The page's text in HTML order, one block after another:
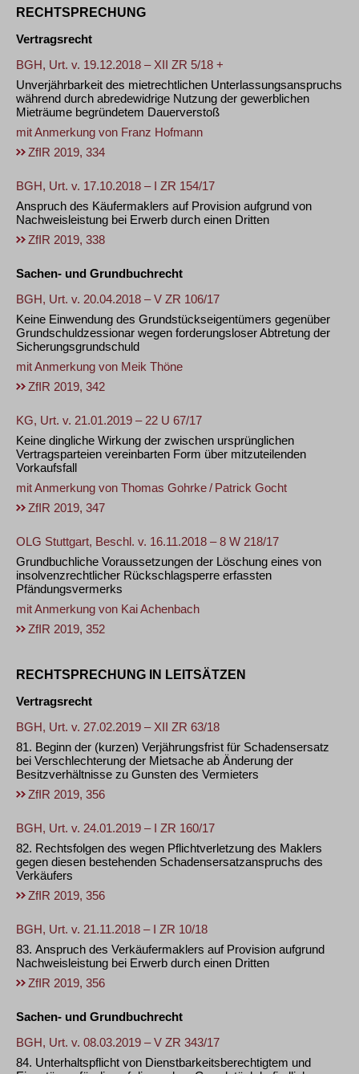
RECHTSPRECHUNG
Vertragsrecht
BGH, Urt. v. 19.12.2018 – XII ZR 5/18 +
Unverjährbarkeit des mietrechtlichen Unterlassungsanspruchs
während durch abredewidrige Nutzung der gewerblichen
Mieträume begründetem Dauerverstoß
mit Anmerkung von Franz Hofmann
ZfIR 2019, 334
BGH, Urt. v. 17.10.2018 – I ZR 154/17
Anspruch des Käufermaklers auf Provision aufgrund von
Nachweisleistung bei Erwerb durch einen Dritten
ZfIR 2019, 338
Sachen- und Grundbuchrecht
BGH, Urt. v. 20.04.2018 – V ZR 106/17
Keine Einwendung des Grundstückseigentümers gegenüber
Grundschuldzessionar wegen forderungsloser Abtretung der
Sicherungsgrundschuld
mit Anmerkung von Meik Thöne
ZfIR 2019, 342
KG, Urt. v. 21.01.2019 – 22 U 67/17
Keine dingliche Wirkung der zwischen ursprünglichen
Vertragsparteien vereinbarten Form über mitzuteilenden
Vorkaufsfall
mit Anmerkung von Thomas Gohrke/ Patrick Gocht
ZfIR 2019, 347
OLG Stuttgart, Beschl. v. 16.11.2018 – 8 W 218/17
Grundbuchliche Voraussetzungen der Löschung eines von
insolvenzrechtlicher Rückschlagsperre erfassten
Pfändungsvermerks
mit Anmerkung von Kai Achenbach
ZfIR 2019, 352
RECHTSPRECHUNG IN LEITSÄTZEN
Vertragsrecht
BGH, Urt. v. 27.02.2019 – XII ZR 63/18
81. Beginn der (kurzen) Verjährungsfrist für Schadensersatz
bei Verschlechterung der Mietsache ab Änderung der
Besitzverhältnisse zu Gunsten des Vermieters
ZfIR 2019, 356
BGH, Urt. v. 24.01.2019 – I ZR 160/17
82. Rechtsfolgen des wegen Pflichtverletzung des Maklers
gegen diesen bestehenden Schadensersatzanspruchs des
Verkäufers
ZfIR 2019, 356
BGH, Urt. v. 21.11.2018 – I ZR 10/18
83. Anspruch des Verkäufermaklers auf Provision aufgrund
Nachweisleistung bei Erwerb durch einen Dritten
ZfIR 2019, 356
Sachen- und Grundbuchrecht
BGH, Urt. v. 08.03.2019 – V ZR 343/17
84. Unterhaltspflicht von Dienstbarkeitsberechtigtem und